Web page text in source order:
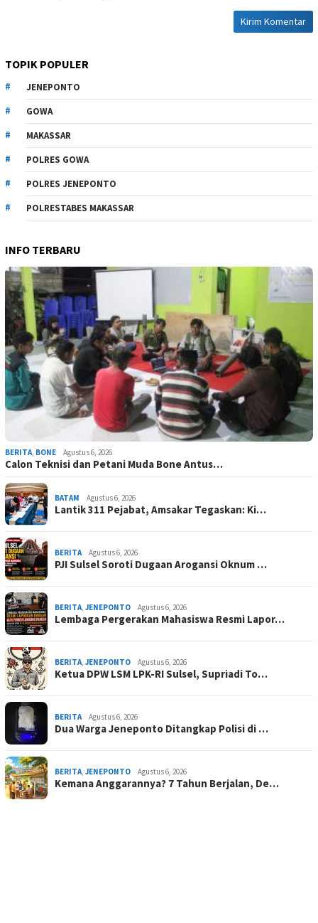
TOPIK POPULER
JENEPONTO
GOWA
MAKASSAR
POLRES GOWA
POLRES JENEPONTO
POLRESTABES MAKASSAR
INFO TERBARU
BERITA, BONE Agustus 6, 2026
Calon Teknisi dan Petani Muda Bone Antus…
BATAM Agustus 6, 2026
Lantik 311 Pejabat, Amsakar Tegaskan: Ki…
BERITA Agustus 6, 2026
PJI Sulsel Soroti Dugaan Arogansi Oknum …
BERITA, JENEPONTO Agustus 6, 2026
Lembaga Pergerakan Mahasiswa Resmi Lapor…
BERITA, JENEPONTO Agustus 6, 2026
Ketua DPW LSM LPK-RI Sulsel, Supriadi To…
BERITA Agustus 6, 2026
Dua Warga Jeneponto Ditangkap Polisi di …
BERITA, JENEPONTO Agustus 6, 2026
Kemana Anggarannya? 7 Tahun Berjalan, De…